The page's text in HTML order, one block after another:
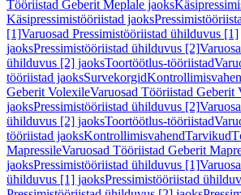
Tööriistad Geberit Meplale jaoks
Käsipressimistööriistad jaoks
[1]Varuosad Pressimistööriistad ühilduvus [1]
jaoksPressimistööriistad ühilduvus [2]
ühilduvus [2] jaoksToortöötlus-tööriistad
tööriistad jaoksSurvekorgid
Geberit VolexileVaruosad Tööriistad Geberit
jaoksPressimistööriistad ühilduvus [2]
ühilduvus [2] jaoksToortöötlus-tööriistad
tööriistad jaoksKontrollimisvahendTarvikud
MapressileVaruosad Tööriistad Geberit
jaoksPressimistööriistad ühilduvus [1]
ühilduvus [1] jaoksPressimistööriistad